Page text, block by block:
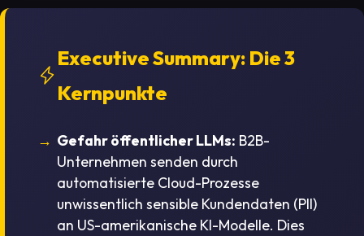
Executive Summary: Die 3
Kernpunkte
Gefahr öffentlicher LLMs: B2B-
Unternehmen senden durch
automatisierte Cloud-Prozesse
unwissentlich sensible Kundendaten (PII)
an US-amerikanische KI-Modelle. Dies